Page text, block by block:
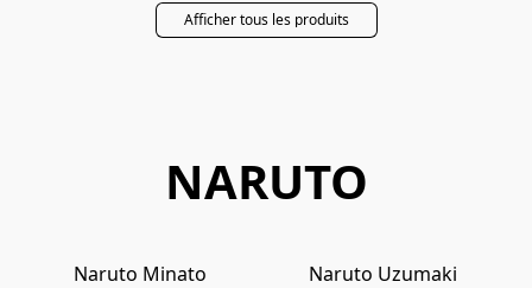
Afficher tous les produits
NARUTO
PRÉCOMMANDE
Naruto Minato
EN ARRIVAGE
Naruto Uzumaki